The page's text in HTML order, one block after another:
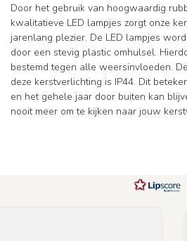
Door het gebruik van hoogwaardig
kwalitatieve LED lampjes zorgt onze
jarenlang plezier. De LED lampjes
door een stevig plastic omhulsel.
bestemd tegen alle weersinvloeden.
deze kerstverlichting is IP44. Dit
en het gehele jaar door buiten kan
nooit meer om te kijken naar jouw